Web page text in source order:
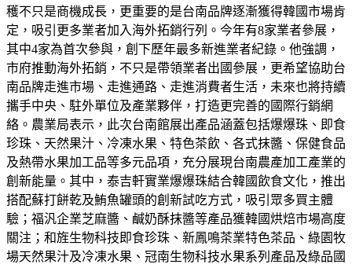
穫不只是商機成長，更重要的是台南品牌逐漸獲得韓國市場肯
定，吸引更多業者加入海外拓銷行列。今年有8家業者參展，
其中4家為首次參與，創下歷年最多新進業者紀錄。他強調，
市府推動海外拓銷，不只是帶領業者出國參展，更希望協助台
南品牌走進市場、走進通路、走進消費者生活，未來也將持續
攜手中央、駐外單位及產業夥伴，打造更完善的國際行銷網
絡。農業局表示，此次台南館展出產品涵蓋包括爆爆珠、即食
珍珠、天然果汁、冷凍水果、特色茶飲、各式抹醬、保健食品
及熱帶水果加工品等多元品項，充分展現台南農產加工產業的
創新能量。其中，泰吉軒實業爆爆珠結合韓國飲食文化，推出
搭配蘇打餅乾及鮪魚罐頭的創新試吃方式，吸引眾多買主體
驗；福汎企業芝麻醬、鹹奶酥抹醬等產品獲韓國烘焙市場高度
關注；和旌生物科技即食珍珠、新鳳鳴茶業特色茶品、綠園牧
場天然果汁及冷凍水果、冠南生物科技水果系列產品及綠品國